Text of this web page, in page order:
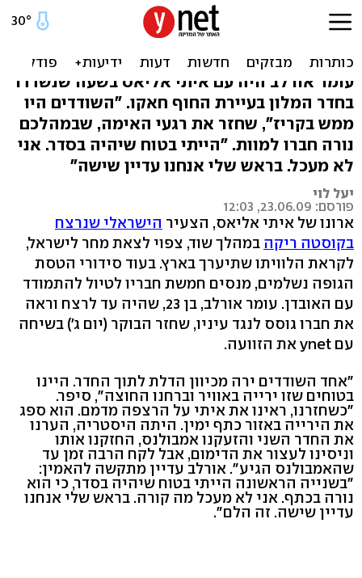
הרצח בקוסטה ריקה: איתי
התחנן על הדרכון - ונורה
עומר אורלב היה עם איתי אליאס בשעה שנשדדו
בחדר המלון בעיירת החוף חאקו. "השודדים היו
ממש בקריז", שחזר את רגעי האימה, שבמהלכם
נורה חברו למוות. "הייתי בטוח שיהיה בסדר. אני
לא מעכל. בראש שלי אנחנו עדיין שישה"
יעל לוי
פורסם: 23.06.09, 12:03
ארונו של איתי אליאס, הצעיר הישראלי שנרצח
בקוסטה ריקה במהלך שוד, צפוי לצאת מחר לישראל,
לקראת הלוויתו שתיערך בארץ. בעוד סידורי הטסת
הגופה נשלמים, מנסים חמשת חבריו לטיול להתמודד
עם האובדן. עומר אורלב, בן 23, שהיה עד לרצח וראה
את חברו גוסס לנגד עיניו, שחזר הבוקר (יום ג') בשיחה
עם ynet את הזוועה.
"אחד השודדים ירה מכיוון הדלת לתוך החדר. היינו
בטוחים שזו ירייה באוויר וברחנו החוצה", סיפר.
"כשחזרנו, ראינו את איתי על הרצפה מדמם. הוא ספג
את הירייה באזור כתף ימין. היתה היסטריה, הערנו
את החדר השני והזעקנו אמבולנס, החזקנו אותו
וניסינו לעצור את הדימום, אבל לקח הרבה זמן עד
שהאמבולנס הגיע". אורלב עדיין מתקשה להאמין:
"בשנייה הראשונה הייתי בטוח שיהיה בסדר, כי הוא
נורה בכתף. אני לא מעכל מה קורה. בראש שלי אנחנו
עדיין שישה. זה הלם".